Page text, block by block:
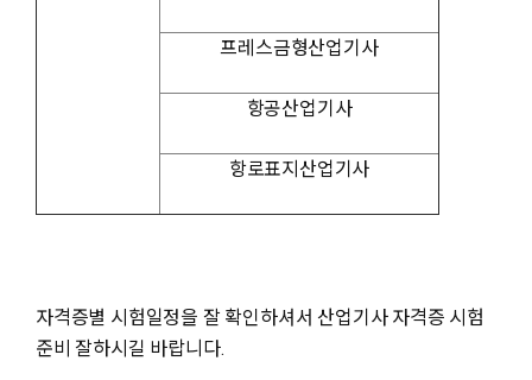
프레스금형산업기사
항공산업기사
항로표지산업기사
자격증별 시험일정을 잘 확인하셔서 산업기사 자격증 시험
준비 잘하시길 바랍니다.